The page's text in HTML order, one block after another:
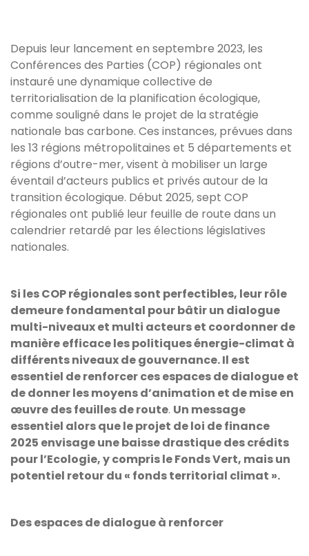
Depuis leur lancement en septembre 2023, les
Conférences des Parties (COP) régionales ont
instauré une dynamique collective de
territorialisation de la planification écologique,
comme souligné dans le projet de la stratégie
nationale bas carbone. Ces instances, prévues dans
les 13 régions métropolitaines et 5 départements et
régions d’outre-mer, visent à mobiliser un large
éventail d’acteurs publics et privés autour de la
transition écologique. Début 2025, sept COP
régionales ont publié leur feuille de route dans un
calendrier retardé par les élections législatives
nationales.
Si les COP régionales sont perfectibles, leur rôle
demeure fondamental pour bâtir un dialogue
multi-niveaux et multi acteurs et coordonner de
manière efficace les politiques énergie-climat à
différents niveaux de gouvernance. Il est
essentiel de renforcer ces espaces de dialogue et
de donner les moyens d’animation et de mise en
œuvre des feuilles de route. Un message
essentiel alors que le projet de loi de finance
2025 envisage une baisse drastique des crédits
pour l’Ecologie, y compris le Fonds Vert, mais un
potentiel retour du « fonds territorial climat ».
Des espaces de dialogue à renforcer